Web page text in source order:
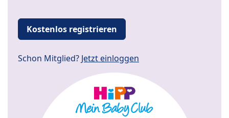
Kostenlos registrieren
Schon Mitglied? Jetzt einloggen